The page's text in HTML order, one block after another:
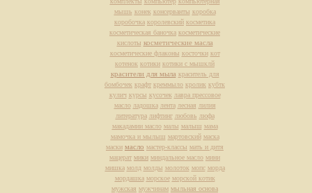
мышь конек консерванты коробка
коробочка королевский косметика
косметическая баночка косметические
кислоты косметические масла
косметические флаконы косточки кот
котенок котики котики с мышклй
красители для мыла краситель для
бомбочек крафт креммыло кролик кубтк
кулич курсы кусочек лавра прессовое
масло ладошка лента лесная лилия
литература лифтинг любовь люфа
макадамии масло малы малыш мама
мамочка и мылыш мартовский маска
маски масло мастер-классы мать и дитя
мацерат мики миндальное масло мини
мишка молд молды молоток мопс морда
мордашка морское морской котик
мужская мужчинам мыльная основа